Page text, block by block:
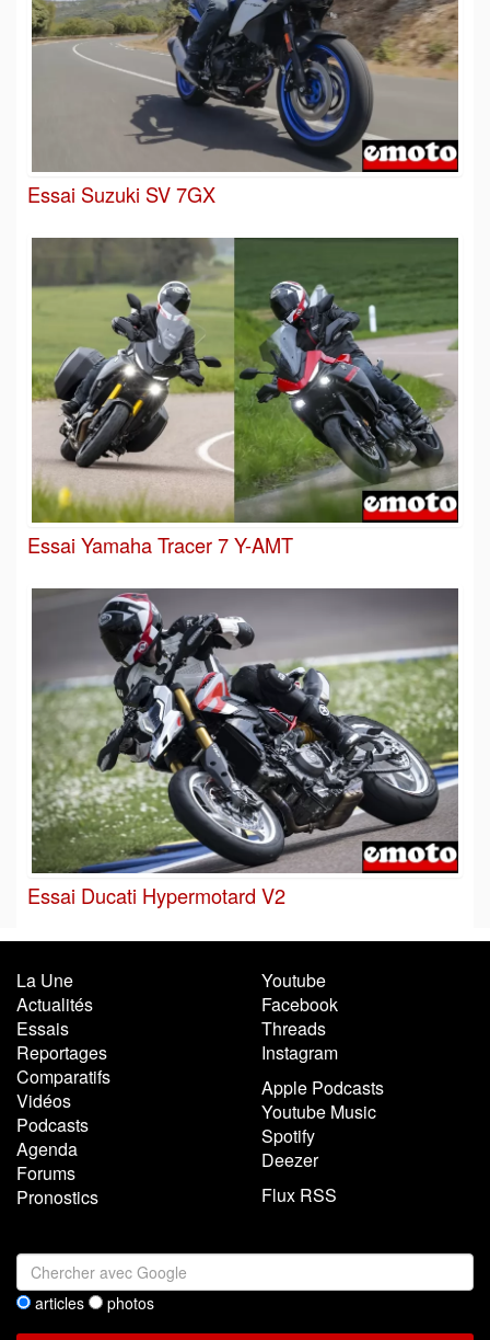
Essai Suzuki SV 7GX
Essai Yamaha Tracer 7 Y-AMT
Essai Ducati Hypermotard V2
La Une
Actualités
Essais
Reportages
Comparatifs
Vidéos
Podcasts
Agenda
Forums
Pronostics
Youtube
Facebook
Threads
Instagram
Apple Podcasts
Youtube Music
Spotify
Deezer
Flux RSS
articles photos